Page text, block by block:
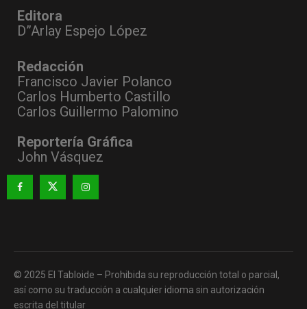
Editora
D”Arlay Espejo López
Redacción
Francisco Javier Polanco
Carlos Humberto Castillo
Carlos Guillermo Palomino
Reportería Gráfica
John Vásquez
© 2025 El Tabloide – Prohibida su reproducción total o parcial,
así como su traducción a cualquier idioma sin autorización
escrita del titular